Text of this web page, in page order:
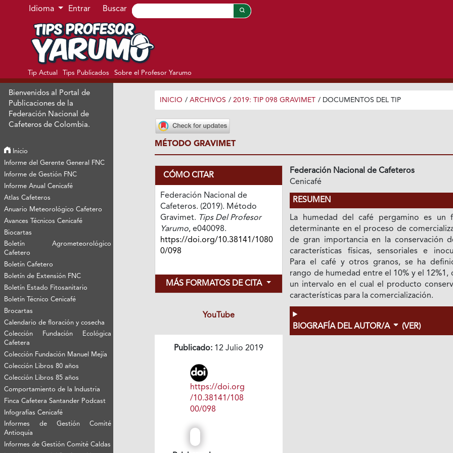
Ir al menú de navegación principal
Ir al contenido principal
Ir al pie de página del sitio
Idioma Entrar Buscar
Tip Actual Tips Publicados Sobre el Profesor Yarumo
Bienvenidos al Portal de
Publicaciones de la
Federación Nacional de
Cafeteros de Colombia.
Inicio
Informe del Gerente General FNC
Informe de Gestión FNC
Informe Anual Cenicafé
Atlas Cafeteros
Anuario Meteorológico Cafetero
Avances Técnicos Cenicafé
Biocartas
Boletín Agrometeorológico
Cafetero
Boletín Cafetero
Boletín de Extensión FNC
Boletín Estado Fitosanitario
Boletín Técnico Cenicafé
Brocartas
Calendario de floración y cosecha
Colección Fundación Ecológica
Cafetera
Colección Fundación Manuel Mejía
Colección Libros 80 años
Colección Libros 85 años
Comportamiento de la Industria
Finca Cafetera Santander Podcast
Infografías Cenicafé
Informes de Gestión Comité
Antioquía
Informes de Gestión Comité Caldas
INICIO / ARCHIVOS / 2019: TIP 098 GRAVIMET / DOCUMENTOS DEL TIP
MÉTODO GRAVIMET
CÓMO CITAR
Federación Nacional de
Cafeteros. (2019). Método
Gravimet. Tips Del Profesor
Yarumo, e040098.
https://doi.org/10.38141/1080
0/098
MÁS FORMATOS DE CITA
YouTube
Publicado:12 Julio 2019
https://doi.org
/10.38141/108
00/098
Federación Nacional de Cafeteros
Cenicafé
RESUMEN
La humedad del café pergamino es un
determinante en el proceso de
de gran importancia en la conservación
características físicas, sensoriales e
Para el café y otros granos, se ha
rango de humedad entre el 10% y el 12%1,
un intervalo en el cual el producto
características para la comercialización.
BIOGRAFÍA DEL AUTOR/A (VER)